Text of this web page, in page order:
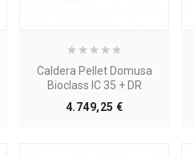
Caldera Pellet Domusa
Bioclass IC 35 + DR
4.749,25 €Precio